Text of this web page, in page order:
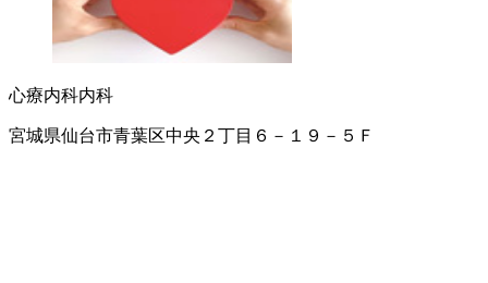
心療内科内科
宮城県仙台市青葉区中央２丁目６－１９－５Ｆ